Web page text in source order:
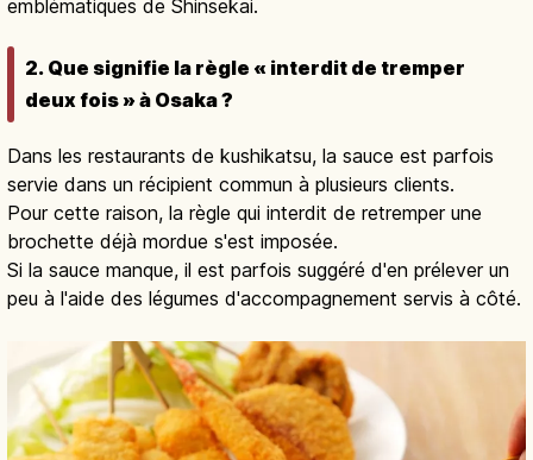
emblématiques de Shinsekai.
2. Que signifie la règle « interdit de tremper
deux fois » à Osaka ?
Dans les restaurants de kushikatsu, la sauce est parfois
servie dans un récipient commun à plusieurs clients.
Pour cette raison, la règle qui interdit de retremper une
brochette déjà mordue s'est imposée.
Si la sauce manque, il est parfois suggéré d'en prélever un
peu à l'aide des légumes d'accompagnement servis à côté.